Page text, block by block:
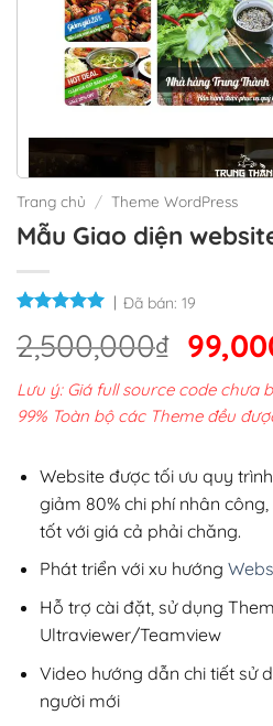
Trang chủ / Theme WordPress
Mẫu Giao diện
Đã bán: 19
2,500,000₫ Giá
gốc
là:
Lưu ý: Giá full source code chưa
99% Toàn bộ các Theme đều
Website được tối ưu quy
giảm 80% chi phí nhân
tốt với giá cả phải chăng.
Phát triển với xu hướng
Hỗ trợ cài đặt, sử dụng
Ultraviewer/Teamview
Video hướng dẫn chi tiết sử
người mới